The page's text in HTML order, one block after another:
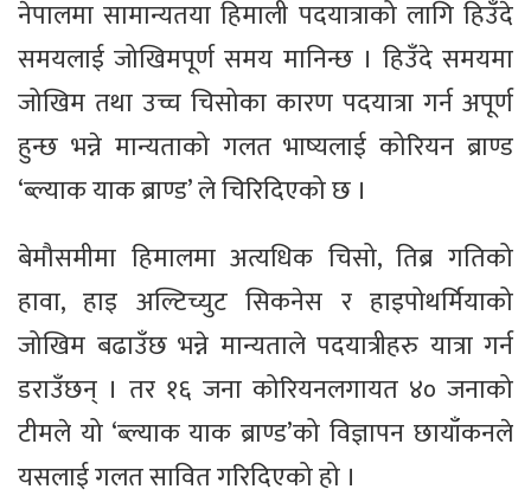
नेपालमा सामान्यतया हिमाली पदयात्राको लागि हिउँदे
समयलाई जोखिमपूर्ण समय मानिन्छ । हिउँदे समयमा
जोखिम तथा उच्च चिसोका कारण पदयात्रा गर्न अपूर्ण
हुन्छ भन्ने मान्यताको गलत भाष्यलाई कोरियन ब्राण्ड
‘ब्ल्याक याक ब्राण्ड’ ले चिरिदिएको छ ।
बेमौसमीमा हिमालमा अत्यधिक चिसो, तिब्र गतिको
हावा, हाइ अल्टिच्युट सिकनेस र हाइपोथर्मियाको
जोखिम बढाउँछ भन्ने मान्यताले पदयात्रीहरु यात्रा गर्न
डराउँछन् । तर १६ जना कोरियनलगायत ४० जनाको
टीमले यो ‘ब्ल्याक याक ब्राण्ड’को विज्ञापन छायाँकनले
यसलाई गलत सावित गरिदिएको हो ।